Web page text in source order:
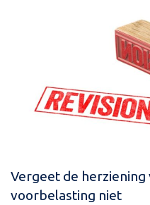
Vergeet de
voorbelasting niet